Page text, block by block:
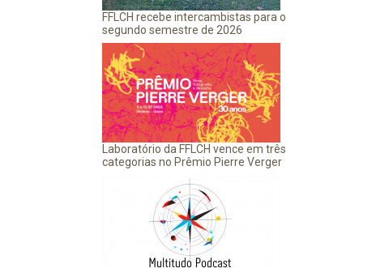
FFLCH recebe intercambistas para o
segundo semestre de 2026
Laboratório da FFLCH vence em três
categorias no Prêmio Pierre Verger